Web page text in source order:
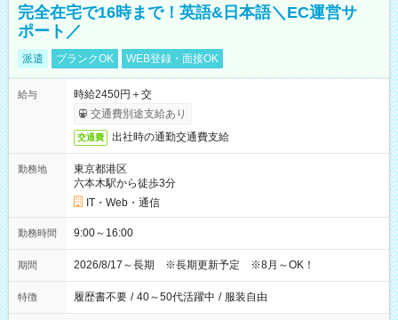
完全在宅で16時まで！英語&日本語＼EC運営サ
ポート／
派遣 ブランクOK WEB登録・面接OK
給与
時給2450円＋交
交通費別途支給あり
交通費 出社時の通勤交通費支給
勤務地
東京都港区
六本木駅から徒歩3分
IT・Web・通信
勤務時間 9:00～16:00
期間 2026/8/17～長期 ※長期更新予定 ※8月～OK！
特徴 履歴書不要 / 40～50代活躍中 / 服装自由